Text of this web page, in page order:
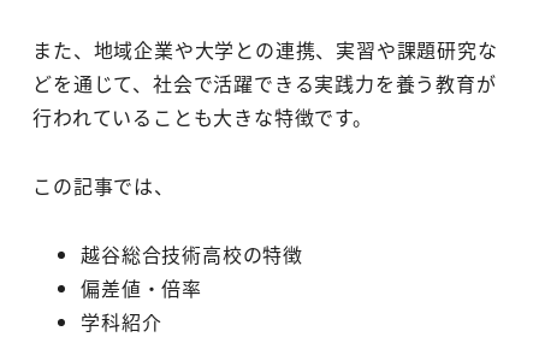
また、地域企業や大学との連携、実習や課題研究な
どを通じて、社会で活躍できる実践力を養う教育が
行われていることも大きな特徴です。
この記事では、
越谷総合技術高校の特徴
偏差値・倍率
学科紹介